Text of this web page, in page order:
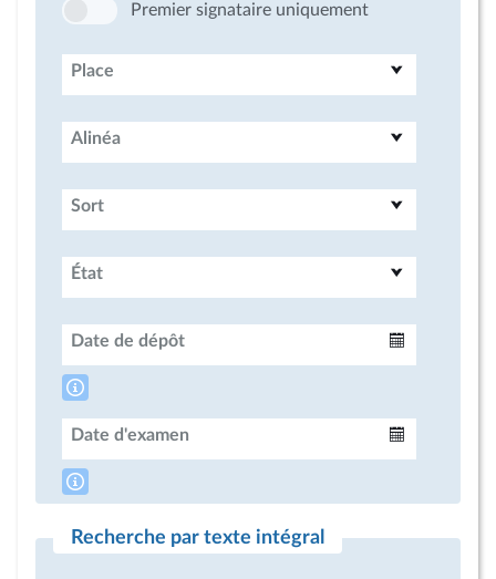
Premier signataire uniquement
Place
Alinéa
Sort
État
Date de dépôt
Date d'examen
Recherche par texte intégral